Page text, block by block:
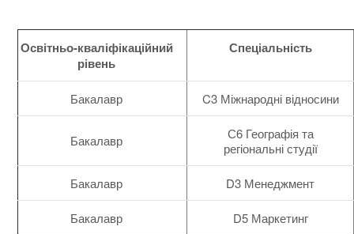
Освітньо-кваліфікаційний
рівень
Спеціальність
Бакалавр C3 Міжнародні відносини
Бакалавр
С6 Географія та
регіональні студії
Бакалавр D3 Менеджмент
Бакалавр D5 Маркетинг